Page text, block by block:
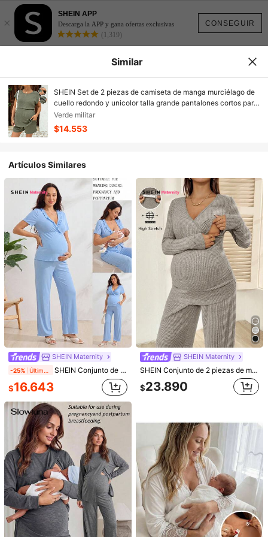
CONSEGUIR
×
SHEIN APP
Descarga la APP y gana ofertas exclusivas
(1,319)
14.553 $20.790
SHEIN Set de 2 piezas de camiseta de man
ga murciélago de cuello redondo y unicolor t
alla grande pantalones cortos para lactancia
5,00
Talla US
4(S) 6 (M) 8/10(L) 12(XL) 14(XXL)
Similar
SHEIN Set de 2 piezas de camiseta de manga murciélago de
cuello redondo y unicolor talla grande pantalones cortos para
lactancia
Verde militar
$14.553
Artículos Similares
SHEIN Maternity
-25% SHEIN Conjunto de 2 piezas casual para uso diario de maternidad con top de lactancia de cuello en V de unicolor y pantalones largos de cintura ajustable
$16.643
SHEIN Maternity
SHEIN Conjunto de 2 piezas de maternidad con top de manga larga de unicolor y pantalones de cintura ajustable, estilo casual para lactancia
$23.890